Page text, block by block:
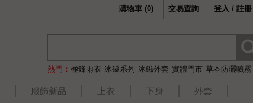
熱門： 極鋒雨衣 冰磁系列 冰磁外套 實體門市 草本防曬噴霧
服飾新品 上衣 下身
外套
購物車 (0) 交易查詢 登入 / 註冊